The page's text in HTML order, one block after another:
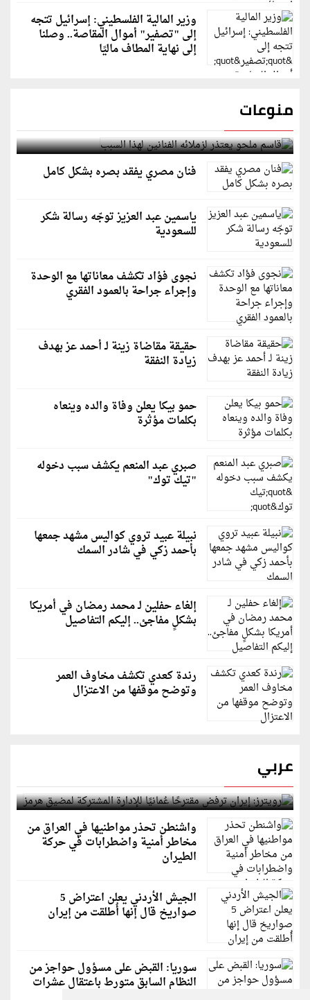
وزير المالية الفلسطيني: إسرائيل تتجه
إلى "تصفير" أموال المقاصة.. وصلنا
إلى نهاية المطاف ماليًا
منوعات
قاسم ملحو يعتذر لزملائه الفنانين لهذا السبب
فنان مصري يفقد بصره بشكل كامل
ياسمين عبد العزيز توجّه رسالة شكر
للسعودية
نجوى فؤاد تكشف معاناتها مع الوحدة
وإجراء جراحة بالعمود الفقري
حقيقة مقاضاة زينة لـ أحمد عز بهدف
زيادة النفقة
حمو بيكا يعلن وفاة والده وينعاه
بكلمات مؤثرة
صبري عبد المنعم يكشف سبب دخوله
"تيك توك"
نبيلة عبيد تروي كواليس مشهد جمعها
بأحمد زكي في شادر السمك
إلغاء حفلين لـ محمد رمضان في أمريكا
بشكلٍ مفاجئ.. إليكم التفاصيل
رندة كعدي تكشف مخاوف العمر
وتوضح موقفها من الاعتزال
عربي
رويترز: إيران ترفض مقترحًا عُمانيًا للإدارة المشتركة
لمضيق هرمز
واشنطن تحذر مواطنيها في العراق من
مخاطر أمنية واضطرابات في حركة
الطيران
الجيش الأردني يعلن اعتراض 5
صواريخ قال إنها أُطلقت من إيران
سوريا: القبض على مسؤول حواجز من
النظام السابق متورط باعتقال عشرات